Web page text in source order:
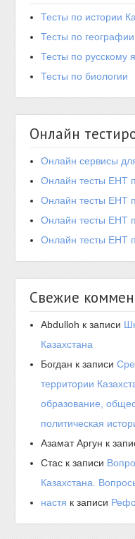
Тесты по истории
Тесты по географии
Тесты по русскому
Тесты по биологии
Онлайн
Онлайн сервисы
Онлайн тесты ЕНТ
Онлайн тесты ЕНТ
Онлайн тесты ЕНТ
Онлайн тесты ЕНТ
Свежие
Abdulloh к записи
Казахстана
Богдан к записи
территории
образование,
политическая
Азамат Аргун к
Стас к записи
Казахстана.
настя к записи